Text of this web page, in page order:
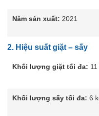
Năm sản xuất: 2021
2. Hiệu suất giặt – sấy
Khối lượng giặt tối đa:
Khối lượng sấy tối đa: 6